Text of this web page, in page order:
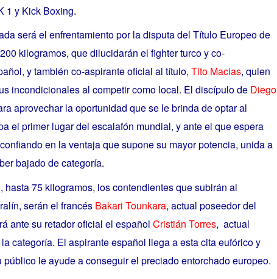
1 y Kick Boxing.
será el enfrentamiento por la disputa del Título Europeo de
kilogramos, que dilucidarán el fighter turco y co-
y también co-aspirante oficial al título, Tito Macias, quien
incondicionales al competir como local. El discípulo de Diego
aprovechar la oportunidad que se le brinda de optar al
el primer lugar del escalafón mundial, y ante el que espera
en la ventaja que supone su mayor potencia, unida a
bajado de categoría.
hasta 75 kilogramos, los contendientes que subirán al
serán el francés Bakari Tounkara, actual poseedor del
ante su retador oficial el español Cristián Torres, actual
categoría. El aspirante español llega a esta cita eufórico y
le ayude a conseguir el preciado entorchado europeo.